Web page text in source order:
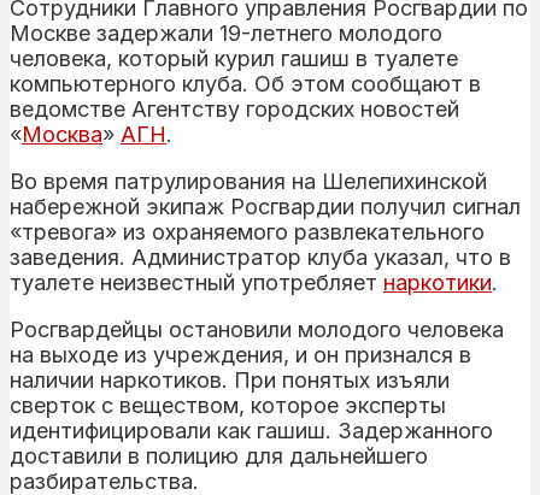
Сотрудники Главного управления Росгвардии по
Москве задержали 19-летнего молодого
человека, который курил гашиш в туалете
компьютерного клуба. Об этом сообщают в
ведомстве Агентству городских новостей
«Москва» АГН.
Во время патрулирования на Шелепихинской
набережной экипаж Росгвардии получил сигнал
«тревога» из охраняемого развлекательного
заведения. Администратор клуба указал, что в
туалете неизвестный употребляет наркотики.
Росгвардейцы остановили молодого человека
на выходе из учреждения, и он признался в
наличии наркотиков. При понятых изъяли
сверток с веществом, которое эксперты
идентифицировали как гашиш. Задержанного
доставили в полицию для дальнейшего
разбирательства.